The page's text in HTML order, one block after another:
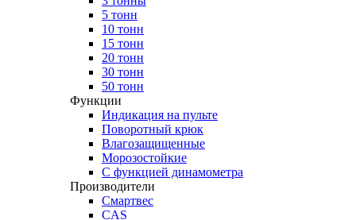
5 тонн
10 тонн
15 тонн
20 тонн
30 тонн
50 тонн
Функции
Индикация на пульте
Поворотный крюк
Влагозащищенные
Морозостойкие
С функцией динамометра
Производители
Смартвес
CAS